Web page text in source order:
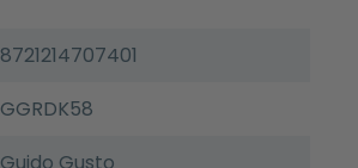
8721214707401
GGRDK58